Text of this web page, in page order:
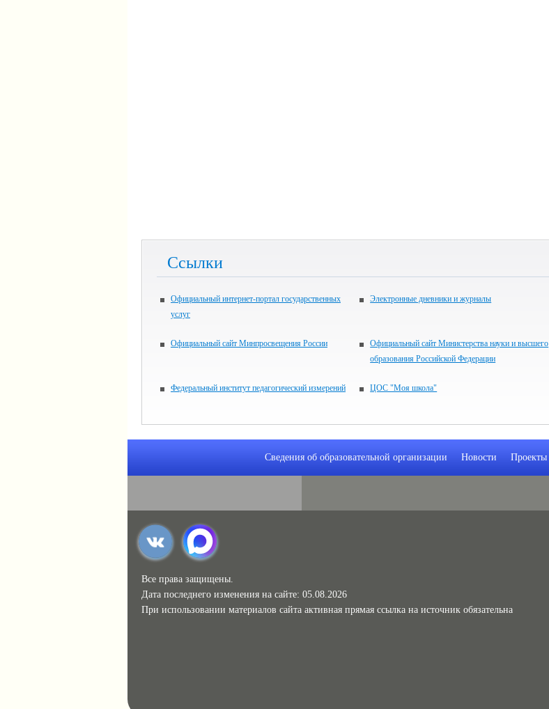
Ссылки
Официальный интернет-портал государственных
услуг
Электронные дневники и журналы
Официальный сайт Минпросвещения России
Официальный сайт Министерства науки и высшего
образования Российской Федерации
Федеральный институт педагогический измерений ЦОС "Моя школа"
Сведения об образовательной организации Новости Проекты
Все права защищены.
Дата последнего изменения на сайте: 05.08.2026
При использовании материалов сайта активная прямая ссылка на источник обязательна